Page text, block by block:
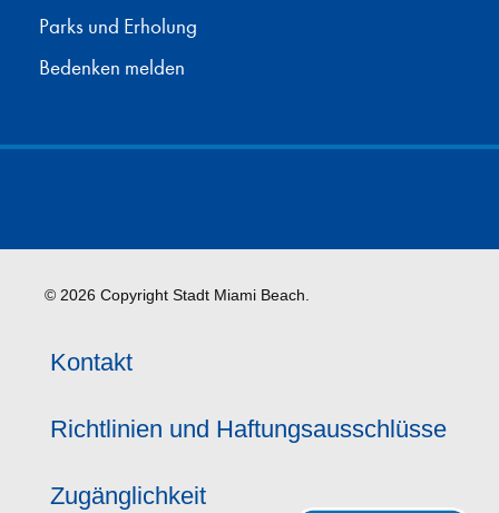
Parks und Erholung
Bedenken melden
© 2026 Copyright Stadt Miami Beach.
Kontakt
Richtlinien und Haftungsausschlüsse
Zugänglichkeit